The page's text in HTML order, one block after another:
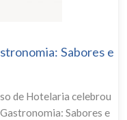
Sabores e
de Hotelaria celebrou
Sabores e